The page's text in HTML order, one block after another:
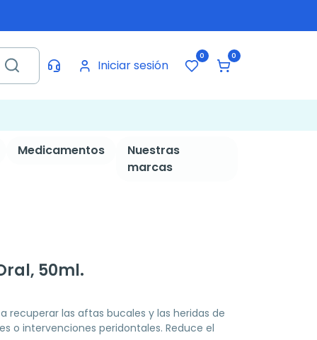
Iniciar sesión
0 0
Medicamentos
Nuestras
marcas
50ml.
recuperar las aftas bucales y las heridas de
o intervenciones peridontales. Reduce el